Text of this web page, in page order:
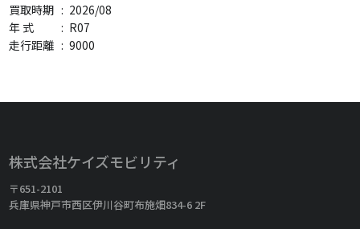
買取時期 : 2026/08
年 式
: R07
走行距離 : 9000
株式会社ケイズモビリティ
〒651-2101
兵庫県神戸市西区伊川谷町布施畑834-6 2F